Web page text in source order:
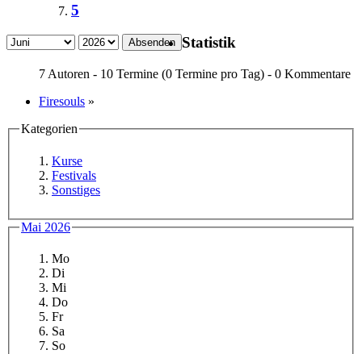
5
Absenden Statistik
7 Autoren - 10 Termine (0 Termine pro Tag) - 0 Kommentare
Firesouls »
Kategorien
Kurse
Festivals
Sonstiges
Mai 2026
Mo
Di
Mi
Do
Fr
Sa
So